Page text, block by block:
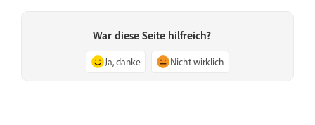
War diese Seite hilfreich?
Ja, danke Nicht wirklich